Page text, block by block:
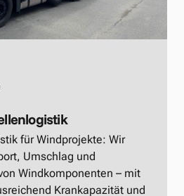
für Windprojekte: Wir
Umschlag und
Windkomponenten – mit
Krankapazität und